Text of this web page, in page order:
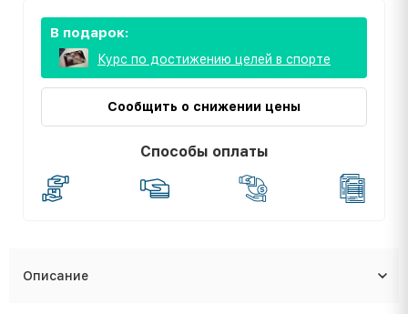
В подарок:
Курс по достижению целей в спорте
Сообщить о снижении цены
Способы оплаты
Описание